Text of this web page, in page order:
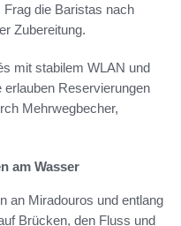
die Baristas nach
Zubereitung.
mit stabilem WLAN und
Reservierungen
Mehrwegbecher,
am Wasser
an Miradouros und entlang
Brücken, den Fluss und